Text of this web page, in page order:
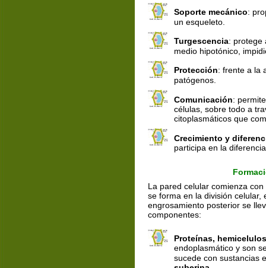
Soporte mecánico:
un esqueleto.
Turgescencia: protege
medio hipotónico,
Protección: frente a la
patógenos.
Comunicación:
células, sobre todo a
citoplasmáticos que
Crecimiento y
participa en la
La pared celular comienza
se forma en la división
engrosamiento posterior se
componentes:
Proteínas,
endoplasmático y son
sucede con sustancias